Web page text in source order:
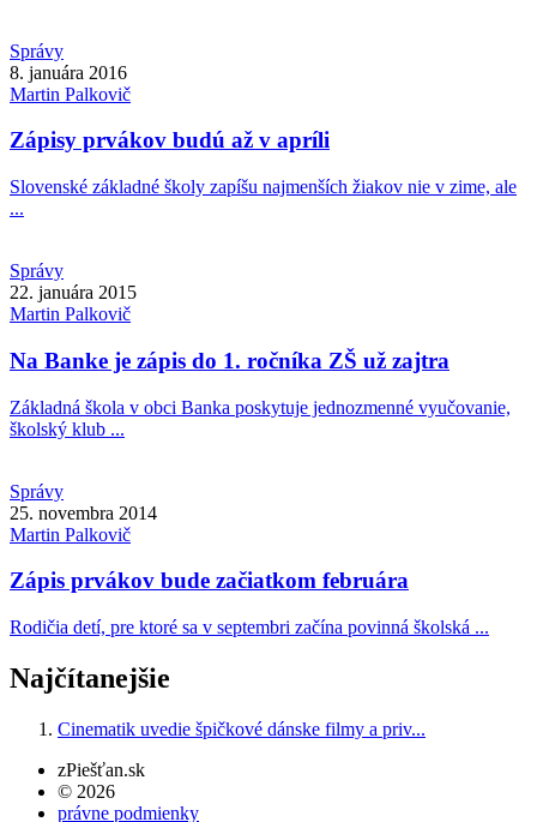
Správy
8. januára 2016
Martin Palkovič
Zápisy prvákov budú až v apríli
Slovenské základné školy zapíšu najmenších žiakov nie v zime, ale
...
Správy
22. januára 2015
Martin Palkovič
Na Banke je zápis do 1. ročníka ZŠ už zajtra
Základná škola v obci Banka poskytuje jednozmenné vyučovanie,
školský klub ...
Správy
25. novembra 2014
Martin Palkovič
Zápis prvákov bude začiatkom februára
Rodičia detí, pre ktoré sa v septembri začína povinná školská ...
Najčítanejšie
Cinematik uvedie špičkové dánske filmy a priv...
zPiešťan.sk
© 2026
právne podmienky